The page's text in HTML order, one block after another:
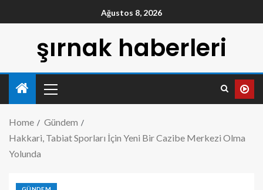
Ağustos 8, 2026
şırnak haberleri
Home
Gündem
Hakkari, Tabiat Sporları İçin Yeni Bir Cazibe Merkezi Olma
Yolunda